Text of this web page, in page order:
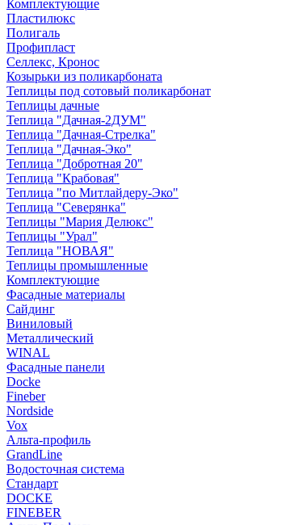
Комплектующие
Пластилюкс
Полигаль
Профипласт
Селлекс, Кронос
Козырьки из поликарбоната
Теплицы под сотовый поликарбонат
Теплицы дачные
Теплица "Дачная-2ДУМ"
Теплица "Дачная-Стрелка"
Теплица "Дачная-Эко"
Теплица "Добротная 20"
Теплица "Крабовая"
Теплица "по Митлайдеру-Эко"
Теплица "Северянка"
Теплицы "Мария Делюкс"
Теплицы "Урал"
Теплица "НОВАЯ"
Теплицы промышленные
Комплектующие
Фасадные материалы
Сайдинг
Виниловый
Металлический
WINAL
Фасадные панели
Docke
Fineber
Nordside
Vox
Альта-профиль
GrandLine
Водосточная система
Стандарт
DOCKE
FINEBER